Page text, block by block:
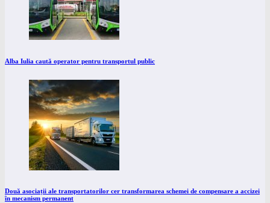
Alba Iulia caută operator pentru transportul public
Două asociații ale transportatorilor cer transformarea schemei de compensare a accizei
în mecanism permanent